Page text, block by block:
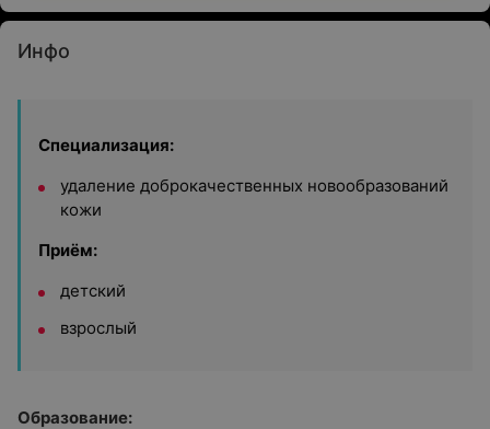
Инфо
Специализация:
удаление доброкачественных новообразований
кожи
Приём:
детский
взрослый
Образование: